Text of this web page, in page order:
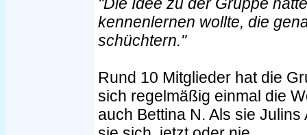
kennenlernen wollte, die
schüchtern."
Rund 10 Mitglieder hat die
sich regelmäßig einmal die
auch Bettina N. Als sie